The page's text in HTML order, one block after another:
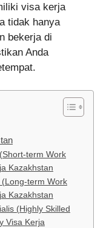
visa kerja
tidak hanya
bekerja di
Anda
term Work
Kazakhstan
term Work
Kazakhstan
(Highly Skilled
Visa Kerja